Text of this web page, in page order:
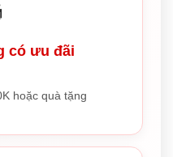
có ưu đãi
hoặc quà tặng